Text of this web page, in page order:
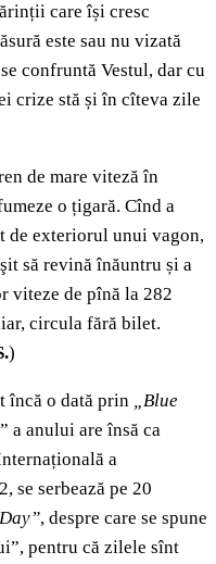
care își cresc
este sau nu vizată
confruntă Vestul, dar cu
crize stă și în cîteva zile
de mare viteză în
o țigară. Cînd a
de exteriorul unui vagon,
să revină înăuntru și a
viteze de pînă la 282
circula fără bilet.
)
încă o dată prin „Blue
a anului are însă ca
a
se serbează pe 20
, despre care se spune
pentru că zilele sînt